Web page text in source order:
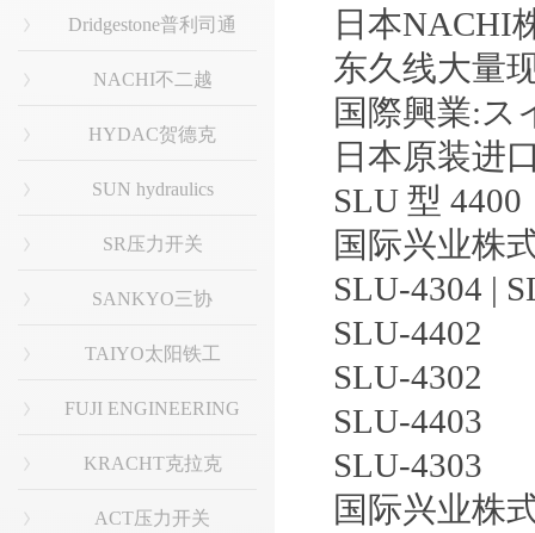
Dridgestone普利司通
NACHI不二越
HYDAC贺德克
SUN hydraulics
SR压力开关
SANKYO三协
TAIYO太阳铁工
FUJI ENGINEERING
KRACHT克拉克
ACT压力开关
日本NACHI
东久线大量
国際興業:ス
日本原装进
SLU 型 4400
国际兴业株
SLU-4304 |
SLU-4402
SLU-4302
SLU-4403
SLU-4303
国际兴业株